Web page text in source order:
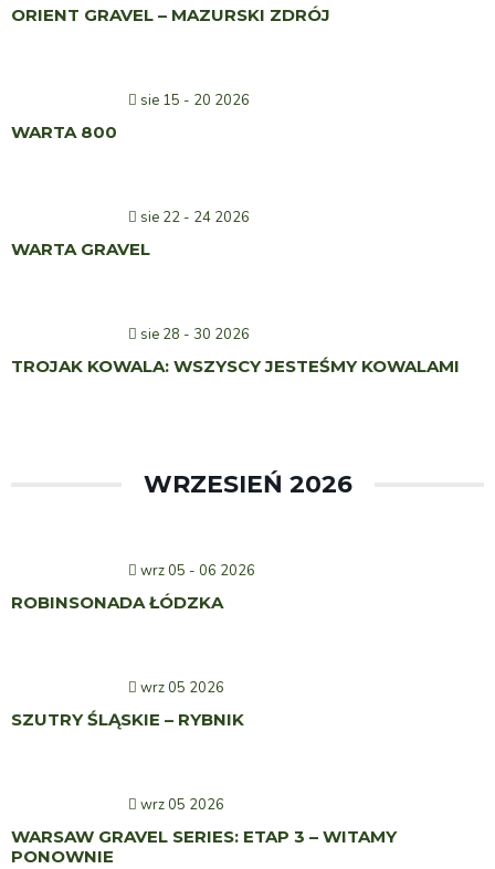
ORIENT GRAVEL – MAZURSKI ZDRÓJ
sie 15 - 20 2026
WARTA 800
sie 22 - 24 2026
WARTA GRAVEL
sie 28 - 30 2026
TROJAK KOWALA: WSZYSCY JESTEŚMY KOWALAMI
WRZESIEŃ 2026
wrz 05 - 06 2026
ROBINSONADA ŁÓDZKA
wrz 05 2026
SZUTRY ŚLĄSKIE – RYBNIK
wrz 05 2026
WARSAW GRAVEL SERIES: ETAP 3 – WITAMY
PONOWNIE